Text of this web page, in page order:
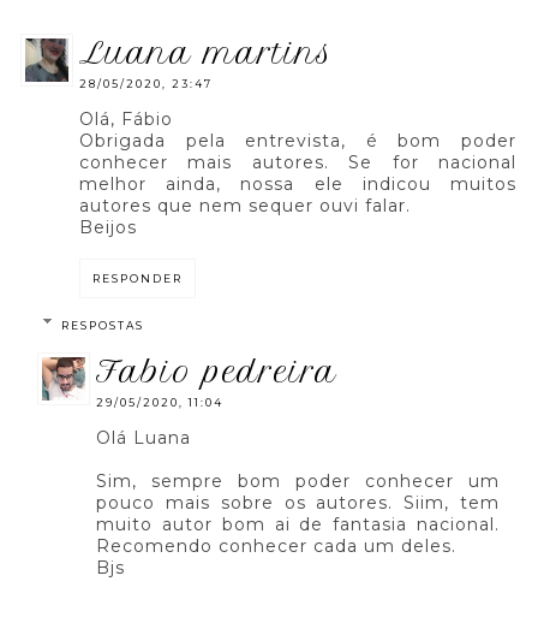
luana martins
28/05/2020, 23:47
Olá, Fábio
Obrigada pela entrevista, é bom poder
conhecer mais autores. Se for nacional
melhor ainda, nossa ele indicou muitos
autores que nem sequer ouvi falar.
Beijos
RESPONDER
RESPOSTAS
fabio pedreira
29/05/2020, 11:04
Olá Luana
Sim, sempre bom poder conhecer um
pouco mais sobre os autores. Siim, tem
muito autor bom ai de fantasia nacional.
Recomendo conhecer cada um deles.
Bjs